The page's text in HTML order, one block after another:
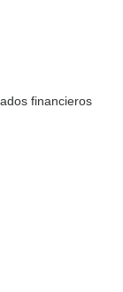
financieros